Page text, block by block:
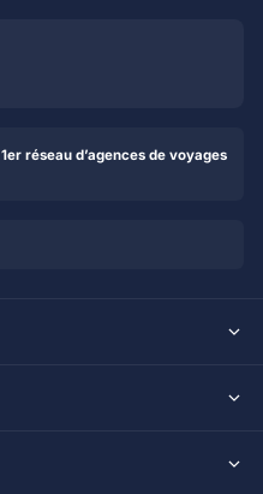
1er réseau d’agences de voyages